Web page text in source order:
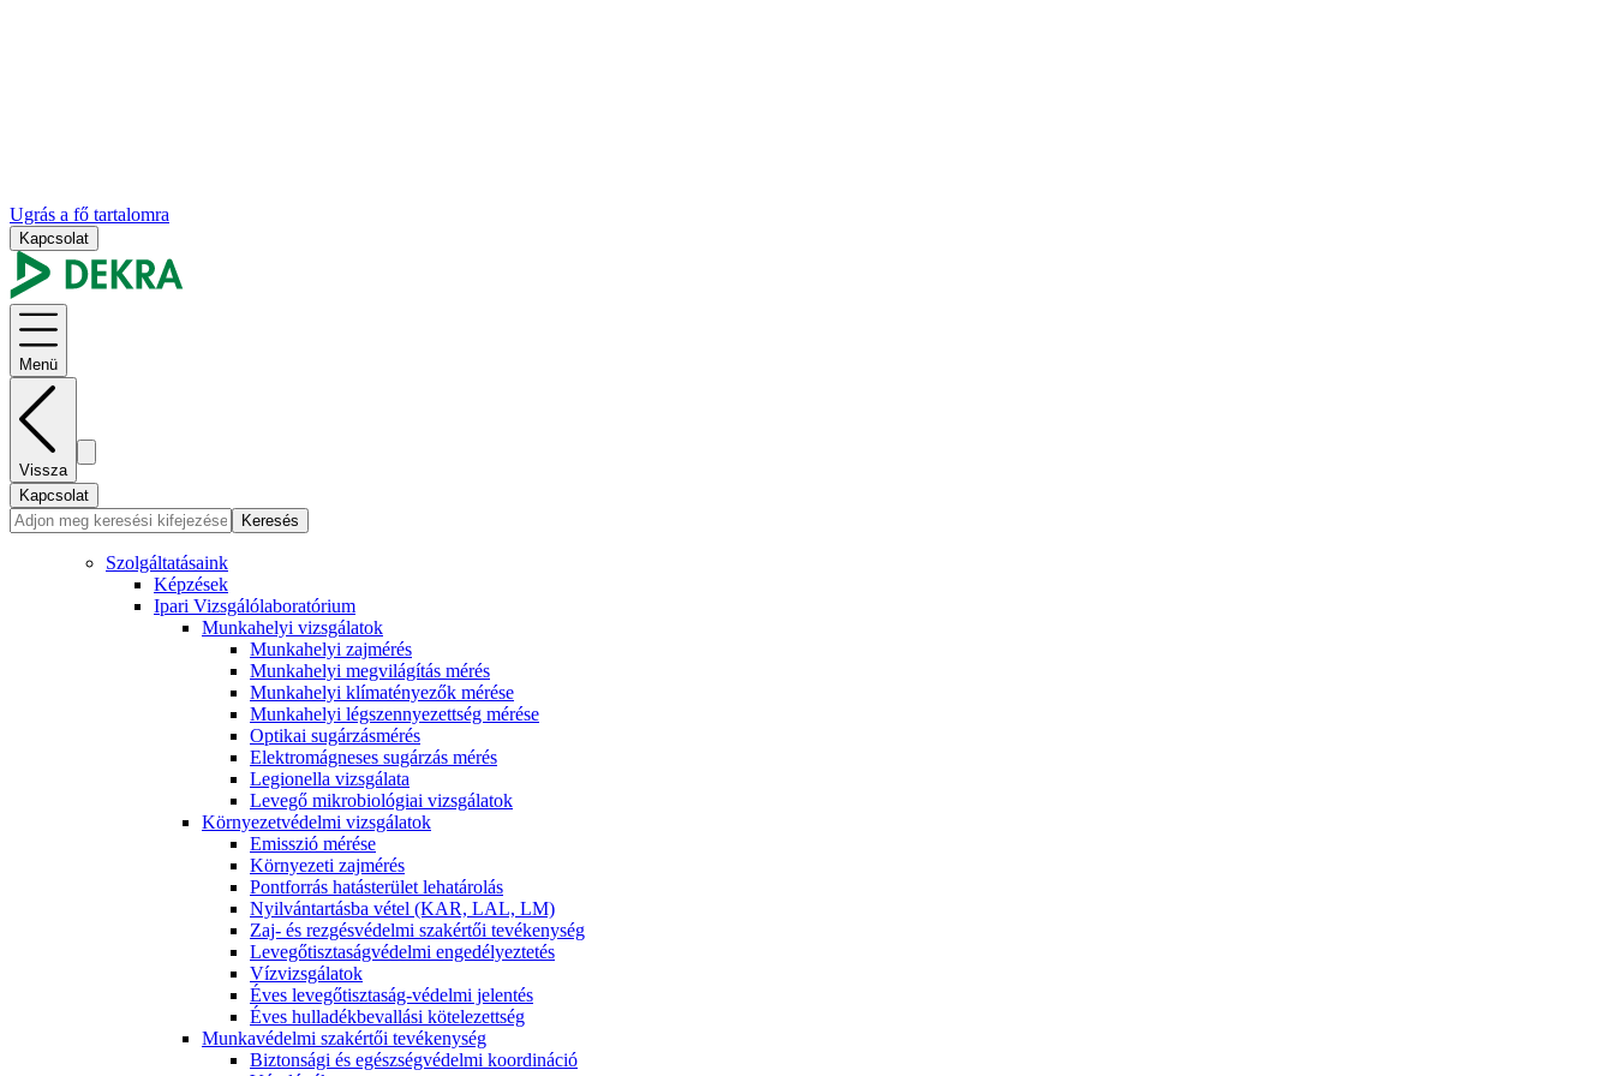
Ugrás a fő tartalomra
Kapcsolat
Menü
Vissza
Kapcsolat
Keresés
Szolgáltatásaink
Képzések
Ipari Vizsgálólaboratórium
Munkahelyi vizsgálatok
Munkahelyi zajmérés
Munkahelyi megvilágítás mérés
Munkahelyi klímatényezők mérése
Munkahelyi légszennyezettség mérése
Optikai sugárzásmérés
Elektromágneses sugárzás mérés
Legionella vizsgálata
Levegő mikrobiológiai vizsgálatok
Környezetvédelmi vizsgálatok
Emisszió mérése
Környezeti zajmérés
Pontforrás hatásterület lehatárolás
Nyilvántartásba vétel (KAR, LAL, LM)
Zaj- és rezgésvédelmi szakértői tevékenység
Levegőtisztaságvédelmi engedélyeztetés
Vízvizsgálatok
Éves levegőtisztaság-védelmi jelentés
Éves hulladékbevallási kötelezettség
Munkavédelmi szakértői tevékenység
Biztonsági és egészségvédelmi koordináció